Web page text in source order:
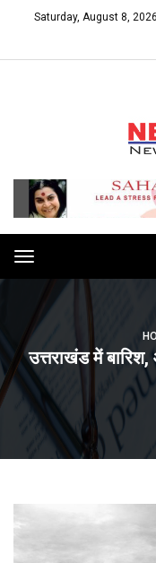
Saturday, August 8, 2026
Toggle
navigation
उत्तराखंड में